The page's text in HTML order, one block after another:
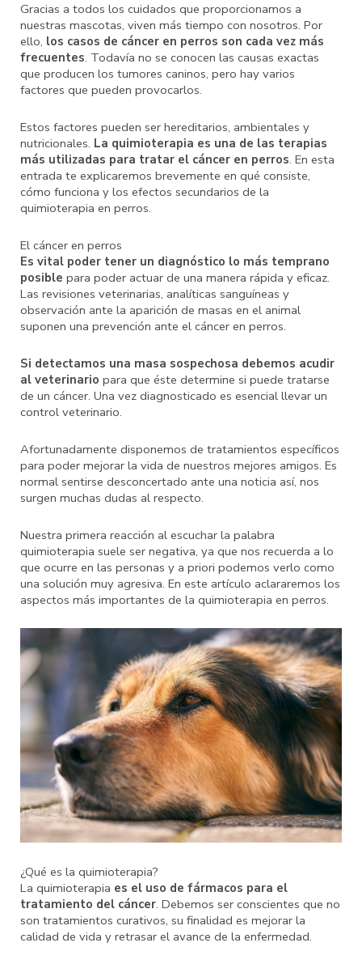
Gracias a todos los cuidados que proporcionamos a
nuestras mascotas, viven más tiempo con nosotros. Por
ello, los casos de cáncer en perros son cada vez más
frecuentes. Todavía no se conocen las causas exactas
que producen los tumores caninos, pero hay varios
factores que pueden provocarlos.
Estos factores pueden ser hereditarios, ambientales y
nutricionales. La quimioterapia es una de las terapias
más utilizadas para tratar el cáncer en perros. En esta
entrada te explicaremos brevemente en qué consiste,
cómo funciona y los efectos secundarios de la
quimioterapia en perros.
El cáncer en perros
Es vital poder tener un diagnóstico lo más temprano
posible para poder actuar de una manera rápida y eficaz.
Las revisiones veterinarias, analíticas sanguíneas y
observación ante la aparición de masas en el animal
suponen una prevención ante el cáncer en perros.
Si detectamos una masa sospechosa debemos acudir
al veterinario para que éste determine si puede tratarse
de un cáncer. Una vez diagnosticado es esencial llevar un
control veterinario.
Afortunadamente disponemos de tratamientos específicos
para poder mejorar la vida de nuestros mejores amigos. Es
normal sentirse desconcertado ante una noticia así, nos
surgen muchas dudas al respecto.
Nuestra primera reacción al escuchar la palabra
quimioterapia suele ser negativa, ya que nos recuerda a lo
que ocurre en las personas y a priori podemos verlo como
una solución muy agresiva. En este artículo aclararemos los
aspectos más importantes de la quimioterapia en perros.
¿Qué es la quimioterapia?
La quimioterapia es el uso de fármacos para el
tratamiento del cáncer. Debemos ser conscientes que no
son tratamientos curativos, su finalidad es mejorar la
calidad de vida y retrasar el avance de la enfermedad.